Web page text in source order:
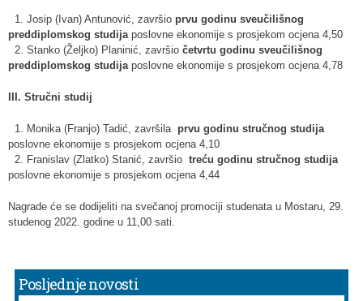
1. Josip (Ivan) Antunović, završio prvu godinu sveučilišnog
preddiplomskog studija poslovne ekonomije s prosjekom ocjena 4,50
2. Stanko (Željko) Planinić, završio četvrtu godinu sveučilišnog
preddiplomskog studija poslovne ekonomije s prosjekom ocjena 4,78
III. Stručni studij
1. Monika (Franjo) Tadić, završila prvu godinu stručnog studija
poslovne ekonomije s prosjekom ocjena 4,10
2. Franislav (Zlatko) Stanić, završio treću godinu stručnog studija
poslovne ekonomije s prosjekom ocjena 4,44
Nagrade će se dodijeliti na svečanoj promociji studenata u Mostaru, 29.
studenog 2022. godine u 11,00 sati.
Posljednje novosti